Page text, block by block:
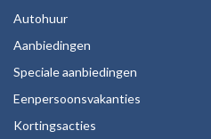
Autohuur
Aanbiedingen
Speciale aanbiedingen
Eenpersoonsvakanties
Kortingsacties